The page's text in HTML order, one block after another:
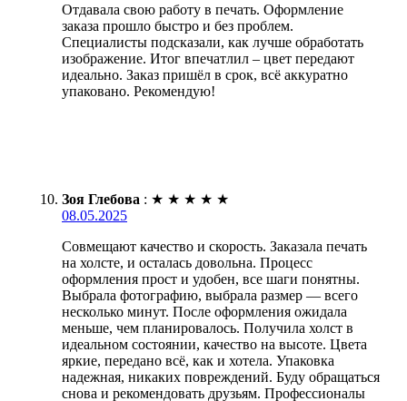
Отдавала свою работу в печать. Оформление
заказа прошло быстро и без проблем.
Специалисты подсказали, как лучше обработать
изображение. Итог впечатлил – цвет передают
идеально. Заказ пришёл в срок, всё аккуратно
упаковано. Рекомендую!
Зоя Глебова : ★ ★ ★ ★ ★
08.05.2025
Совмещают качество и скорость. Заказала печать
на холсте, и осталась довольна. Процесс
оформления прост и удобен, все шаги понятны.
Выбрала фотографию, выбрала размер — всего
несколько минут. После оформления ожидала
меньше, чем планировалось. Получила холст в
идеальном состоянии, качество на высоте. Цвета
яркие, передано всё, как и хотела. Упаковка
надежная, никаких повреждений. Буду обращаться
снова и рекомендовать друзьям. Профессионалы